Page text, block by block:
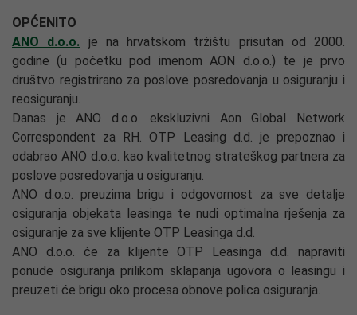
OPĆENITO
ANO d.o.o. je na hrvatskom tržištu prisutan od 2000.
godine (u početku pod imenom AON d.o.o.) te je prvo
društvo registrirano za poslove posredovanja u osiguranju i
reosiguranju.
Danas je ANO d.o.o. ekskluzivni Aon Global Network
Correspondent za RH. OTP Leasing d.d. je prepoznao i
odabrao ANO d.o.o. kao kvalitetnog strateškog partnera za
poslove posredovanja u osiguranju.
ANO d.o.o. preuzima brigu i odgovornost za sve detalje
osiguranja objekata leasinga te nudi optimalna rješenja za
osiguranje za sve klijente OTP Leasinga d.d.
ANO d.o.o. će za klijente OTP Leasinga d.d. napraviti
ponude osiguranja prilikom sklapanja ugovora o leasingu i
preuzeti će brigu oko procesa obnove polica osiguranja.